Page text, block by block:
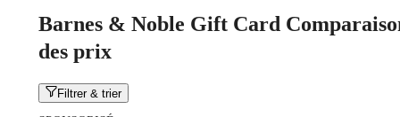
Barnes & Noble Gift Card
des prix
Filtrer & trier